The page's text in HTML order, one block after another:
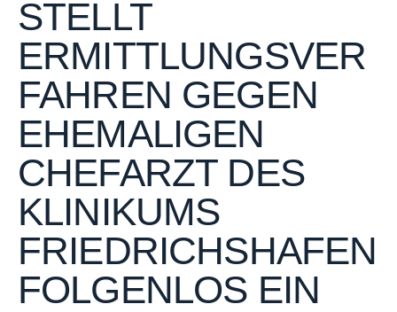
STELLT
ERMITTLUNGSVER
FAHREN GEGEN
EHEMALIGEN
CHEFARZT DES
KLINIKUMS
FRIEDRICHSHAFEN
FOLGENLOS EIN